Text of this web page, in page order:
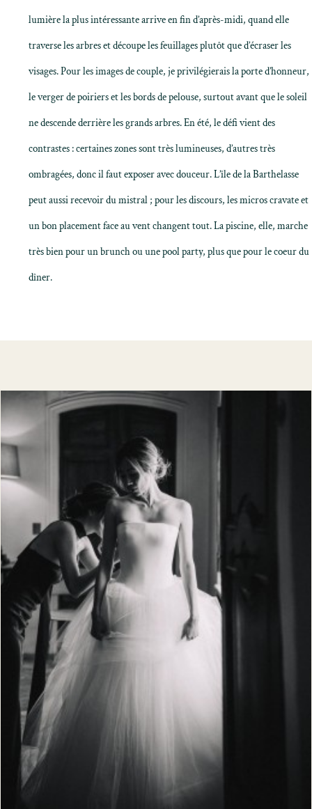
lumière la plus intéressante arrive en fin d’après-midi, quand elle
traverse les arbres et découpe les feuillages plutôt que d’écraser les
visages. Pour les images de couple, je privilégierais la porte d’honneur,
le verger de poiriers et les bords de pelouse, surtout avant que le soleil
ne descende derrière les grands arbres. En été, le défi vient des
contrastes : certaines zones sont très lumineuses, d’autres très
ombragées, donc il faut exposer avec douceur. L’île de la Barthelasse
peut aussi recevoir du mistral ; pour les discours, les micros cravate et
un bon placement face au vent changent tout. La piscine, elle, marche
très bien pour un brunch ou une pool party, plus que pour le coeur du
dîner.